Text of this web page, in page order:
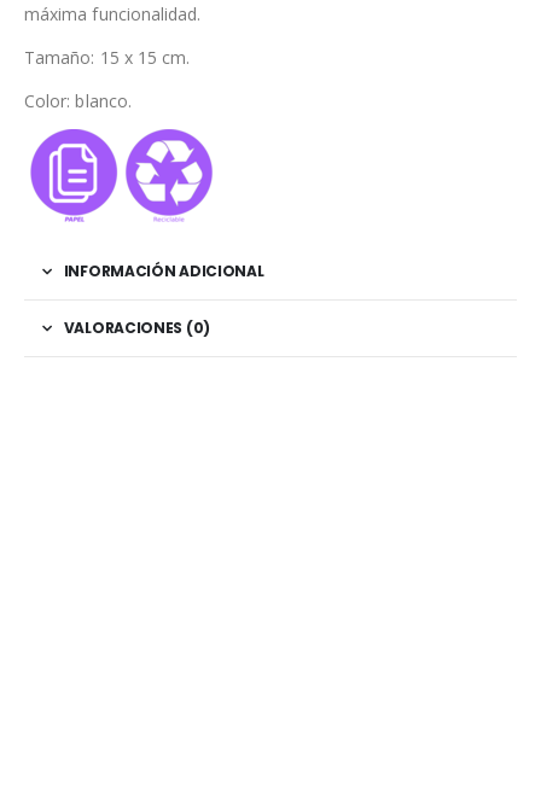
máxima funcionalidad.
Tamaño: 15 x 15 cm.
Color: blanco.
INFORMACIÓN ADICIONAL
VALORACIONES (0)